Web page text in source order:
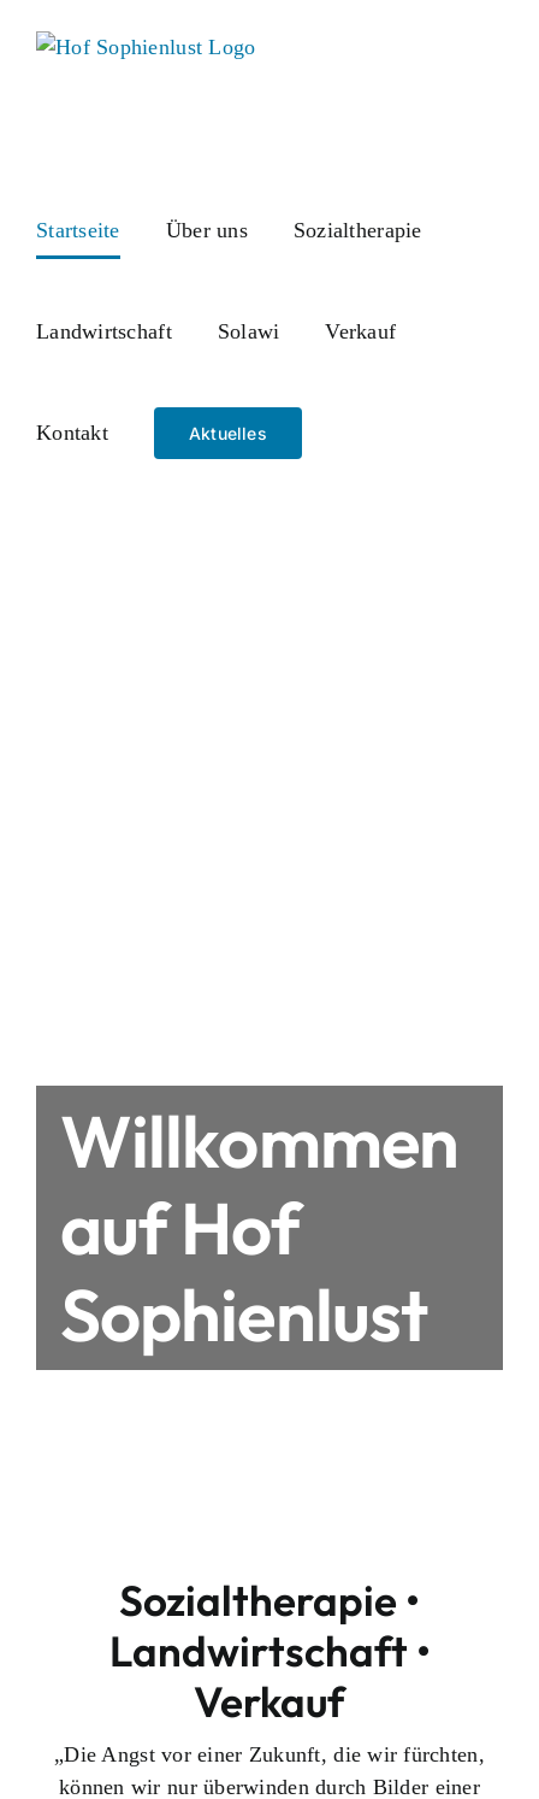
Startseite Über uns Sozialtherapie
Landwirtschaft Solawi Verkauf
Kontakt Aktuelles
Willkommen
auf Hof
Sophienlust
Sozialtherapie •
Landwirtschaft •
Verkauf
„Die Angst vor einer Zukunft, die wir fürchten,
können wir nur überwinden durch Bilder einer